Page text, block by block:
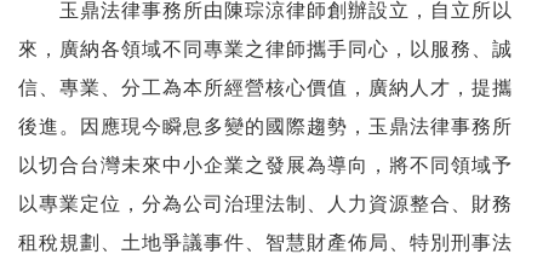
玉鼎法律事務所由陳琮涼律師創辦設立，自立所以
來，廣納各領域不同專業之律師攜手同心，以服務、誠
信、專業、分工為本所經營核心價值，廣納人才，提攜
後進。因應現今瞬息多變的國際趨勢，玉鼎法律事務所
以切合台灣未來中小企業之發展為導向，將不同領域予
以專業定位，分為公司治理法制、人力資源整合、財務
租稅規劃、土地爭議事件、智慧財產佈局、特別刑事法